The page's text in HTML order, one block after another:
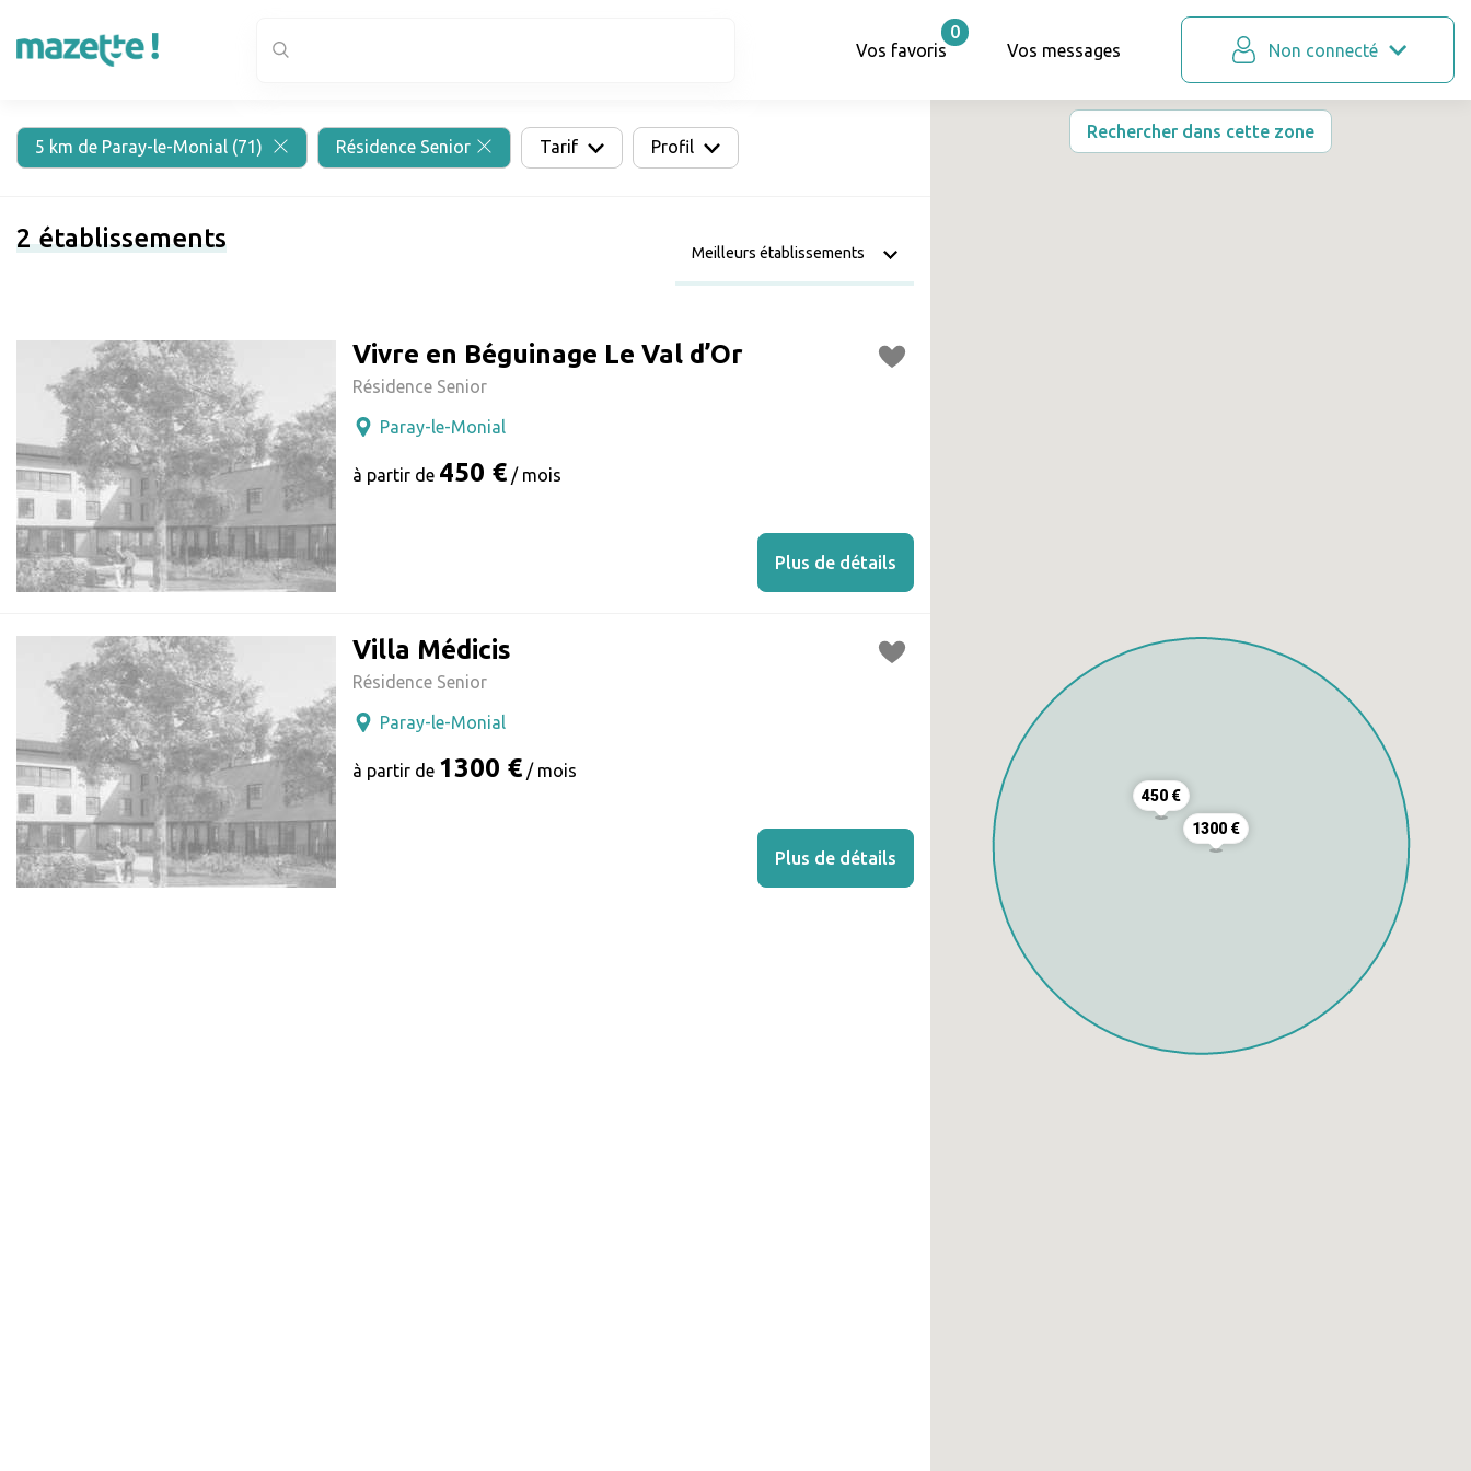
Vos favoris
0
Vos messages
Non connecté
5 km de Paray-le-Monial (71) Résidence Senior Tarif Profil
2établissements
Vivre en Béguinage Le Val d’Or
Résidence Senior
Paray-le-Monial
à partir de 450 € / mois
Plus de détails
Villa Médicis
Résidence Senior
Paray-le-Monial
à partir de 1300 € / mois
Plus de détails
Rechercher dans cette zone
450 €
1300 €